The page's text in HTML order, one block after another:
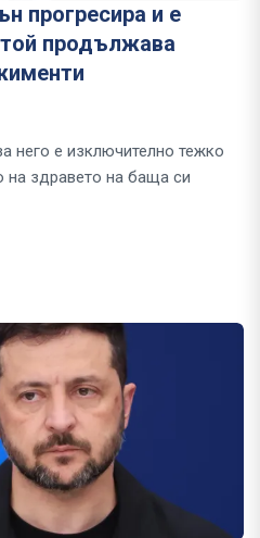
прогресира и е
продължава
него е изключително тежко
здравето на баща си